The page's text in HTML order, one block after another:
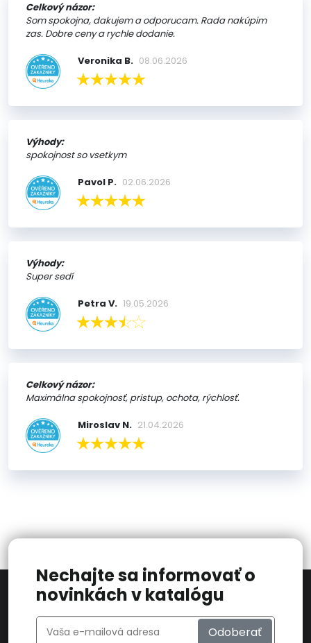
Celkový názor:
Som spokojna, dakujem a odporucam. Rada nakúpim
zas. Dobre ceny a rychle dodanie.
Veronika B. 08.06.2026
Výhody:
spokojnost so vsetkym
Pavol P. 02.06.2026
Výhody:
Super sedí
Petra V. 19.05.2026
Celkový názor:
Maximálna spokojnosť, pristup, ochota, rýchlosť.
Miroslav N. 21.04.2026
Nechajte sa informovať o
novinkách v katalógu
Odoberať